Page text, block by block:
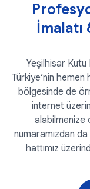
İmalatı
Yeşilhisar
Türkiye’nin
bölgesinde de
internet
alabilmenize
numaramızdan
hattımız